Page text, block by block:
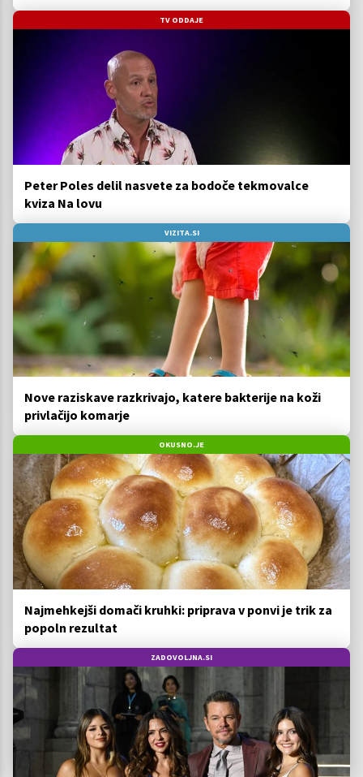
TV ODDAJE
Peter Poles delil nasvete za bodoče tekmovalce
kviza Na lovu
VIZITA.SI
Nove raziskave razkrivajo, katere bakterije na koži
privlačijo komarje
OKUSNO.JE
Najmehkejši domači kruhki: priprava v ponvi je trik za
popoln rezultat
ZADOVOLJNA.SI